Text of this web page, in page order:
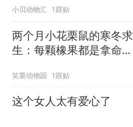
小贝动物汇 1跟贴
两个月小花栗鼠的寒冬求
生：每颗橡果都是拿命换
笑栗动物园 1跟贴
这个女人太有爱心了